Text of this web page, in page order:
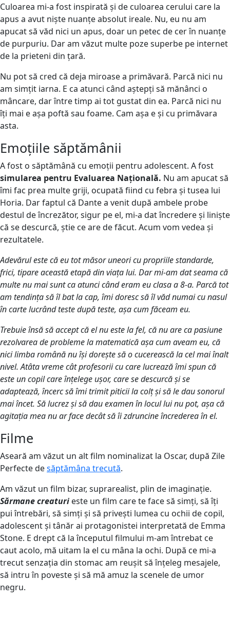
Culoarea mi-a fost inspirată și de culoarea cerului care la
apus a avut niște nuanțe absolut ireale. Nu, eu nu am
apucat să văd nici un apus, doar un petec de cer în nuanțe
de purpuriu. Dar am văzut multe poze superbe pe internet
de la prieteni din țară.
Nu pot să cred că deja miroase a primăvară. Parcă nici nu
am simțit iarna. E ca atunci când aștepți să mănânci o
mâncare, dar între timp ai tot gustat din ea. Parcă nici nu
îți mai e așa poftă sau foame. Cam așa e și cu primăvara
asta.
Emoțiile săptămânii
A fost o săptămână cu emoții pentru adolescent. A fost
simularea pentru Evaluarea Națională. Nu am apucat să
îmi fac prea multe griji, ocupată fiind cu febra și tusea lui
Horia. Dar faptul că Dante a venit după ambele probe
destul de încrezător, sigur pe el, mi-a dat încredere și liniște
că se descurcă, știe ce are de făcut. Acum vom vedea și
rezultatele.
Adevărul este că eu tot măsor uneori cu propriile standarde,
frici, tipare această etapă din viața lui. Dar mi-am dat seama că
multe nu mai sunt ca atunci când eram eu clasa a 8-a. Parcă tot
am tendința să îl bat la cap, îmi doresc să îl văd numai cu nasul
în carte lucrând teste după teste, așa cum făceam eu.
Trebuie însă să accept că el nu este la fel, că nu are ca pasiune
rezolvarea de probleme la matematică așa cum aveam eu, că
nici limba română nu își dorește să o cucerească la cel mai înalt
nivel. Atâta vreme cât profesorii cu care lucrează îmi spun că
este un copil care înțelege ușor, care se descurcă și se
adaptează, încerc să îmi trimit piticii la colț și să le dau sonorul
mai încet. Să lucrez și să dau examen în locul lui nu pot, așa că
agitația mea nu ar face decât să îi zdruncine încrederea în el.
Filme
Aseară am văzut un alt film nominalizat la Oscar, după Zile
Perfecte desăptămâna trecută.
Am văzut un film bizar, suprarealist, plin de imaginație.
Sărmane creaturi este un film care te face să simți, să îți
pui întrebări, să simți și să privești lumea cu ochii de copil,
adolescent și tânăr ai protagonistei interpretată de Emma
Stone. E drept că la începutul filmului m-am întrebat ce
caut acolo, mă uitam la el cu mâna la ochi. După ce mi-a
trecut senzația din stomac am reușit să înțeleg mesajele,
să intru în poveste și să mă amuz la scenele de umor
negru.